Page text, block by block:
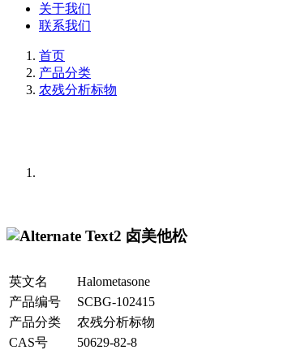
关于我们
联系我们
首页
产品分类
农残分析标物
卤美他松
英文名
Halometasone
产品编号
SCBG-102415
产品分类
农残分析标物
CAS号
50629-82-8